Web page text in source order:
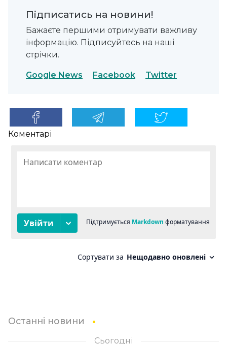
Підписатись на новини!
Бажаєте першими отримувати важливу
інформацію. Підписуйтесь на наші
стрічки.
Google News Facebook Twitter
Коментарі
Останні новини
Сьогодні